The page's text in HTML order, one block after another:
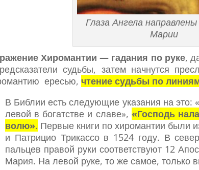
Глаза Ангела
Марии
Хиромантии — гадания по руке,
судьбы, затем начнутся
ересью, чтение судьбы по
В Библии есть следующие указания на это:
левой в богатстве и славе», «Господь
волю». Первые книги по хиромантии были
и Патрицио Трикассо в 1524 году. В
пальцев правой руки соответствуют 12
Мария. На левой руке, то же самое, только